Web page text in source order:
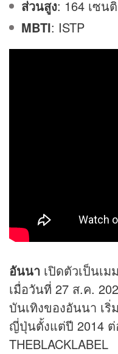
ส่วนสูง: 164 เซน
MBTI: ISTP
อันนา เปิดตัวเป็นเ
เมื่อวันที่ 27 ส.ค.
บันเทิงของอันนา เ
ญี่ปุ่นตั้งแต่ปี 2014 ต่
THEBLACKLABEL